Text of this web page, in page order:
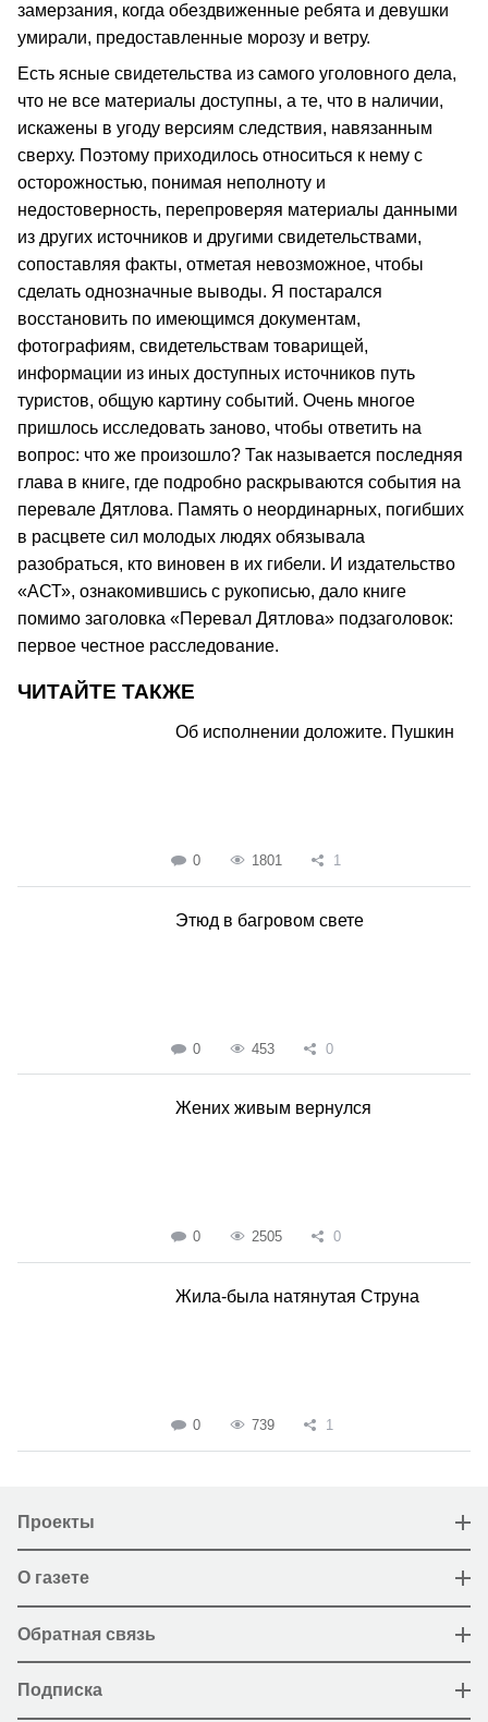
замерзания, когда обездвиженные ребята и девушки
умирали, предоставленные морозу и ветру.
Есть ясные свидетельства из самого уголовного дела,
что не все материалы доступны, а те, что в наличии,
искажены в угоду версиям следствия, навязанным
сверху. Поэтому приходилось относиться к нему с
осторожностью, понимая неполноту и
недостоверность, перепроверяя материалы данными
из других источников и другими свидетельствами,
сопоставляя факты, отметая невозможное, чтобы
сделать однозначные выводы. Я постарался
восстановить по имеющимся документам,
фотографиям, свидетельствам товарищей,
информации из иных доступных источников путь
туристов, общую картину событий. Очень многое
пришлось исследовать заново, чтобы ответить на
вопрос: что же произошло? Так называется последняя
глава в книге, где подробно раскрываются события на
перевале Дятлова. Память о неординарных, погибших
в расцвете сил молодых людях обязывала
разобраться, кто виновен в их гибели. И издательство
«АСТ», ознакомившись с рукописью, дало книге
помимо заголовка «Перевал Дятлова» подзаголовок:
первое честное расследование.
ЧИТАЙТЕ ТАКЖЕ
Об исполнении доложите. Пушкин
0 1801 1
Этюд в багровом свете
0 453 0
Жених живым вернулся
0 2505 0
Жила-была натянутая Струна
0 739 1
Проекты
О газете
Обратная связь
Подписка